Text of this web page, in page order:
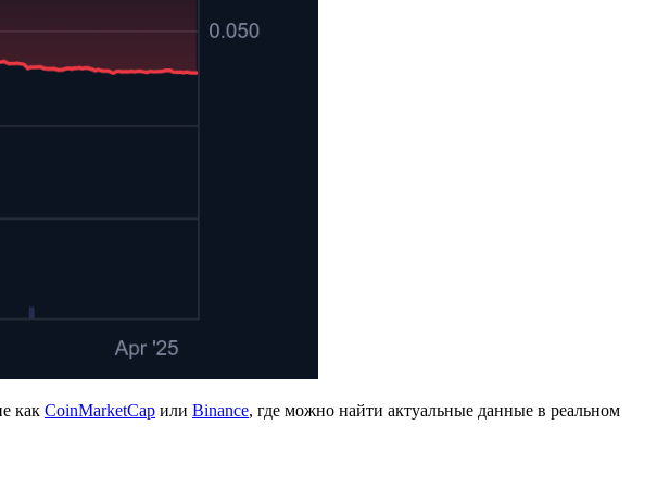
как CoinMarketCap или Binance, где можно найти актуальные данные в реальном